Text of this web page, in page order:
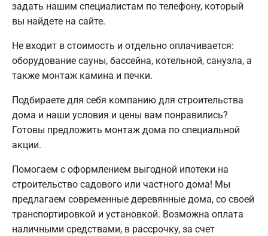
задать нашим специалистам по телефону, который
вы найдете на сайте.
Не входит в стоимость и отдельно оплачивается:
оборудование сауны, бассейна, котельной, санузла, а
также монтаж камина и печки.
Подбираете для себя компанию для строительства
дома и наши условия и цены вам понравились?
Готовы предложить монтаж дома по специальной
акции.
Помогаем с оформлением выгодной ипотеки на
строительство садового или частного дома! Мы
предлагаем современные деревянные дома, со своей
транспортировкой и установкой. Возможна оплата
наличными средствами, в рассрочку, за счет